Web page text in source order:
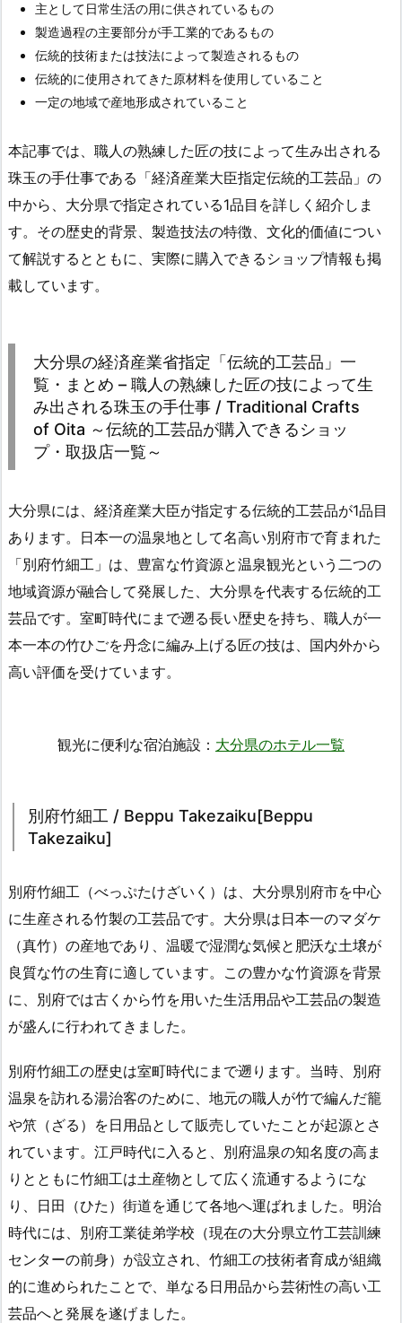
主として日常生活の用に供されているもの
製造過程の主要部分が手工業的であるもの
伝統的技術または技法によって製造されるもの
伝統的に使用されてきた原材料を使用していること
一定の地域で産地形成されていること
本記事では、職人の熟練した匠の技によって生み出される
珠玉の手仕事である「経済産業大臣指定伝統的工芸品」の
中から、大分県で指定されている1品目を詳しく紹介しま
す。その歴史的背景、製造技法の特徴、文化的価値につい
て解説するとともに、実際に購入できるショップ情報も掲
載しています。
大分県の経済産業省指定「伝統的工芸品」一
覧・まとめ – 職人の熟練した匠の技によって生
み出される珠玉の手仕事 / Traditional Crafts
of Oita ～伝統的工芸品が購入できるショッ
プ・取扱店一覧～
大分県には、経済産業大臣が指定する伝統的工芸品が1品目
あります。日本一の温泉地として名高い別府市で育まれた
「別府竹細工」は、豊富な竹資源と温泉観光という二つの
地域資源が融合して発展した、大分県を代表する伝統的工
芸品です。室町時代にまで遡る長い歴史を持ち、職人が一
本一本の竹ひごを丹念に編み上げる匠の技は、国内外から
高い評価を受けています。
観光に便利な宿泊施設： 大分県のホテル一覧
別府竹細工 / Beppu Takezaiku[Beppu
Takezaiku]
別府竹細工（べっぷたけざいく）は、大分県別府市を中心
に生産される竹製の工芸品です。大分県は日本一のマダケ
（真竹）の産地であり、温暖で湿潤な気候と肥沃な土壌が
良質な竹の生育に適しています。この豊かな竹資源を背景
に、別府では古くから竹を用いた生活用品や工芸品の製造
が盛んに行われてきました。
別府竹細工の歴史は室町時代にまで遡ります。当時、別府
温泉を訪れる湯治客のために、地元の職人が竹で編んだ籠
や笊（ざる）を日用品として販売していたことが起源とさ
れています。江戸時代に入ると、別府温泉の知名度の高ま
りとともに竹細工は土産物として広く流通するようにな
り、日田（ひた）街道を通じて各地へ運ばれました。明治
時代には、別府工業徒弟学校（現在の大分県立竹工芸訓練
センターの前身）が設立され、竹細工の技術者育成が組織
的に進められたことで、単なる日用品から芸術性の高い工
芸品へと発展を遂げました。